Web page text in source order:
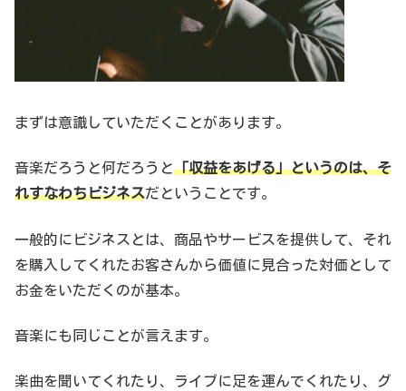
まずは意識していただくことがあります。
音楽だろうと何だろうと「収益をあげる」というのは、そ
れすなわちビジネスだということです。
一般的にビジネスとは、商品やサービスを提供して、それ
を購入してくれたお客さんから価値に見合った対価として
お金をいただくのが基本。
音楽にも同じことが言えます。
楽曲を聞いてくれたり、ライブに足を運んでくれたり、グ